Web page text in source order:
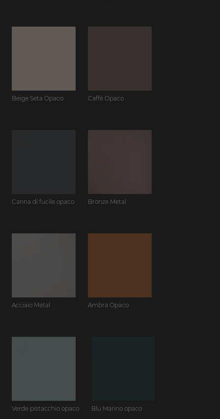
Beige Seta Opaco Caffè Opaco
Canna di fucile opaco Bronze Metal
Acciaio Metal Ambra Opaco
Verde pistacchio opaco Blu Marino opaco